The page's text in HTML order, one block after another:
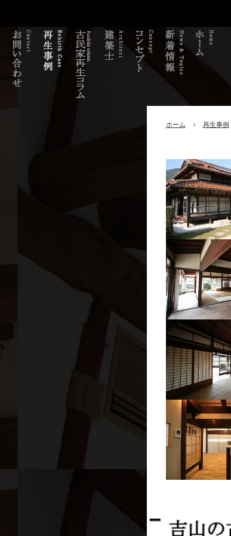
ホーム 再生事例